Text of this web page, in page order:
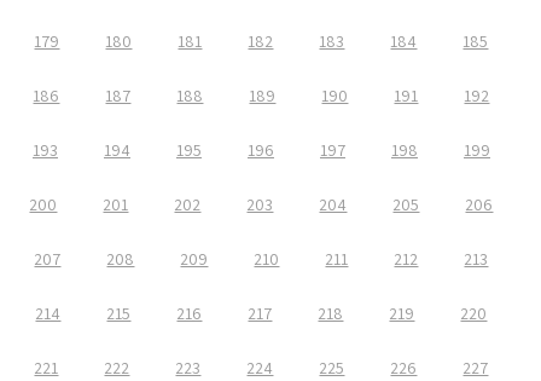
179 180 181 182 183 184 185
186 187 188 189 190 191 192
193 194 195 196 197 198 199
200 201 202 203 204 205 206
207 208 209 210 211 212 213
214 215 216 217 218 219 220
221 222 223 224 225 226 227